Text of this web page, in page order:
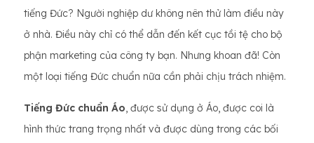
tiếng Đức? Người nghiệp dư không nên thử làm điều này
ở nhà. Điều này chỉ có thể dẫn đến kết cục tồi tệ cho bộ
phận marketing của công ty bạn. Nhưng khoan đã! Còn
một loại tiếng Đức chuẩn nữa cần phải chịu trách nhiệm.
Tiếng Đức chuẩn Áo, được sử dụng ở Áo, được coi là
hình thức trang trọng nhất và được dùng trong các bối